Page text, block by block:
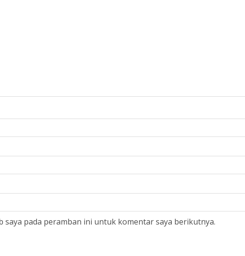
saya pada peramban ini untuk komentar saya berikutnya.